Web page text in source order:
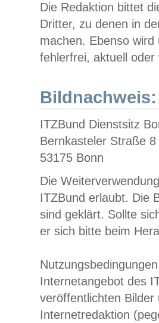
Die Redaktion bittet
Dritter, zu denen in
machen. Ebenso
fehlerfrei, aktuell oder
Bildnachweis:
ITZBund Dienstsitz
Bernkasteler Straße 8
53175 Bonn
Die
ITZBund erlaubt. Die
sind geklärt. Sollte
er sich bitte beim
Internetangebot des
veröffentlichten
Internetredaktion